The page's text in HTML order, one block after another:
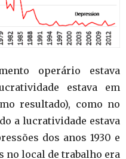
operário estava
estava em
resultado), como no
a lucratividade estava
dos anos 1930 e
no local de trabalho era